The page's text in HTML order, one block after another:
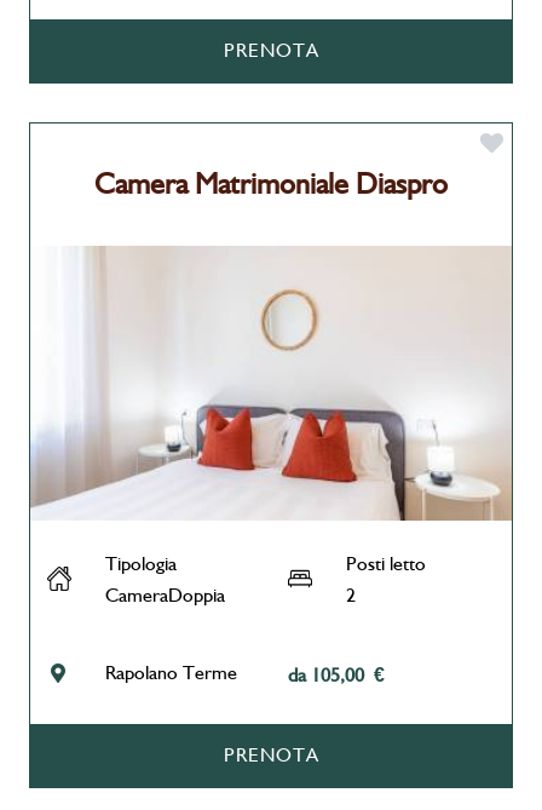
PRENOTA
Camera Matrimoniale Diaspro
Tipologia
CameraDoppia
Posti letto
2
Rapolano Terme da 105,00 €
PRENOTA